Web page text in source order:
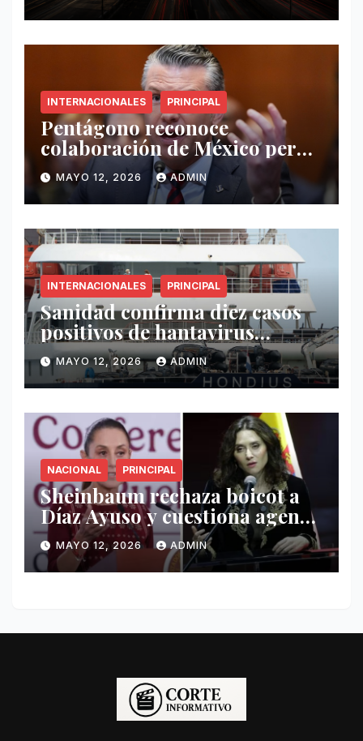
INTERNACIONALES PRINCIPAL
Pentágono reconoce
colaboración de México pero
exige mayor operatividad
antidrogas
MAYO 12, 2026 ADMIN
INTERNACIONALES PRINCIPAL
Sanidad confirma diez casos
positivos de hantavirus
vinculados al crucero MV
Hondius
MAYO 12, 2026 ADMIN
NACIONAL PRINCIPAL
Sheinbaum rechaza boicot a
Díaz Ayuso y cuestiona agenda
de funcionaria española
MAYO 12, 2026 ADMIN